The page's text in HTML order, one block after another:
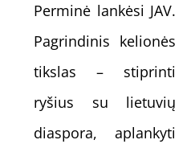
Perminė lankėsi JAV.
Pagrindinis kelionės
tikslas – stiprinti
ryšius su lietuvių
diaspora, aplankyti